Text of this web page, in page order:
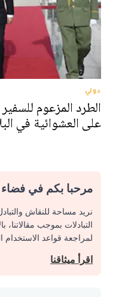
دولي
الطرد المزعوم
على العشوائية في
مرحبا بكم في فضاء
نريد مساحة للنقاش
التبادلات بموجب
لمراجعة قواعد الاستخدام
اقرأ ميثاقنا